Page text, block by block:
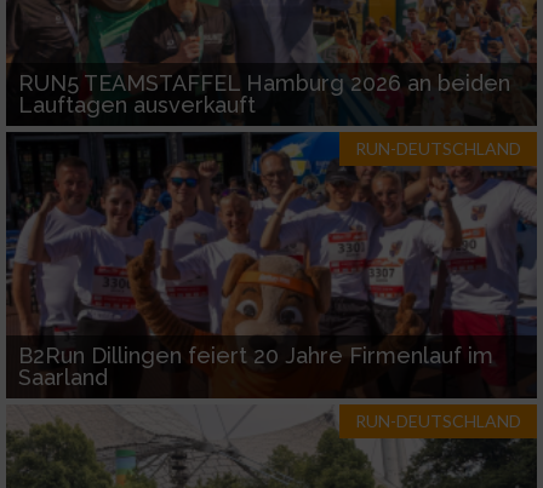
RUN5 TEAMSTAFFEL Hamburg 2026 an beiden
Lauftagen ausverkauft
RUN-DEUTSCHLAND
B2Run Dillingen feiert 20 Jahre Firmenlauf im
Saarland
RUN-DEUTSCHLAND